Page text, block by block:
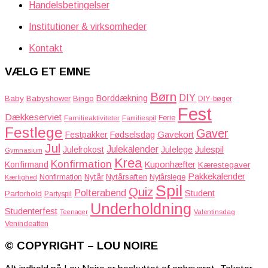
Handelsbetingelser
Institutioner & virksomheder
Kontakt
VÆLG ET EMNE
Baby Babyshower Bingo Borddækning Børn DIY DIY-bøger
Dækkeserviet Familieaktiviteter Familiespil Ferie Fest
Festlege Festpakker Fødselsdag Gavekort Gaver
Gymnasium Jul Julefrokost Julekalender Julelege Julespil
Konfirmand Konfirmation Krea Kuponhæfter Kærestegaver
Kærlighed Nonfirmation Nytår Nytårsaften Nytårslege Pakkekalender
Parforhold Partyspil Polterabend Quiz Spil Student
Studenterfest Teenager Underholdning Valentinsdag
Venindeaften
© COPYRIGHT – LOU NOIRE